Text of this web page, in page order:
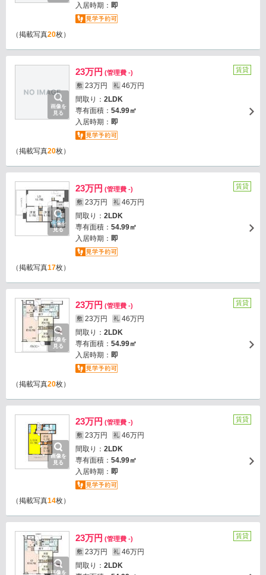
入居時期： 即
（掲載写真20枚）
画像を
見る
23万円 (管理費 -)
敷 23万円 礼 46万円
間取り： 2LDK
専有面積： 54.99㎡
入居時期： 即
賃貸
（掲載写真20枚）
画像を
見る
23万円 (管理費 -)
敷 23万円 礼 46万円
間取り： 2LDK
専有面積： 54.99㎡
入居時期： 即
賃貸
（掲載写真17枚）
画像を
見る
23万円 (管理費 -)
敷 23万円 礼 46万円
間取り： 2LDK
専有面積： 54.99㎡
入居時期： 即
賃貸
（掲載写真20枚）
画像を
見る
23万円 (管理費 -)
敷 23万円 礼 46万円
間取り： 2LDK
専有面積： 54.99㎡
入居時期： 即
賃貸
（掲載写真14枚）
画像を
23万円 (管理費 -)
敷 23万円 礼 46万円
間取り： 2LDK
賃貸